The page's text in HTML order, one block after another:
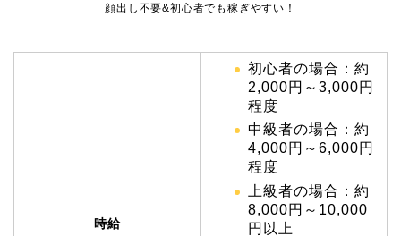
顔出し不要&初心者でも稼ぎやすい！
時給
初心者の場合：約
2,000円～3,000円
程度
中級者の場合：約
4,000円～6,000円
程度
上級者の場合：約
8,000円～10,000
円以上